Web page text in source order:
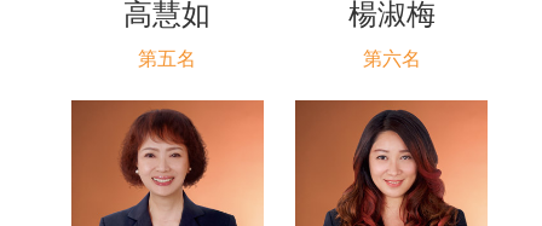
高慧如
第五名
楊淑梅
第六名